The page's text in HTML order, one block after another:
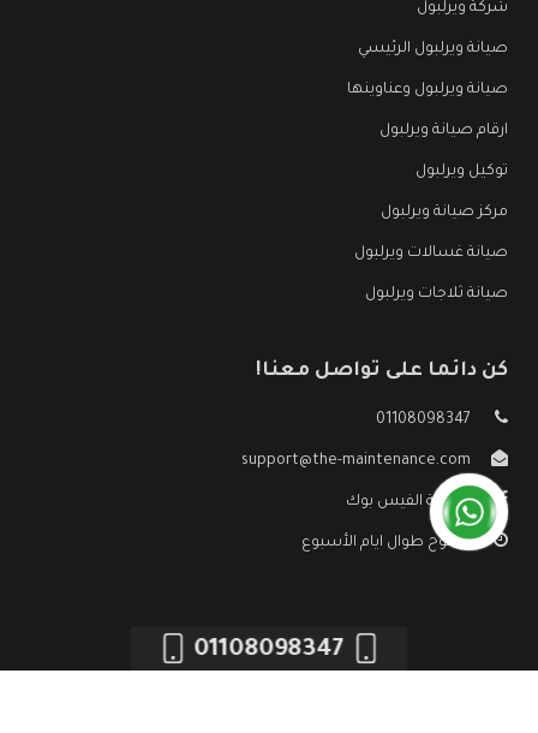
شركة ويرلبول
صيانة ويرلبول الرئيسي
صيانة ويرلبول وعناوينها
ارقام صيانة ويرلبول
توكيل ويرلبول
مركز صيانة ويرلبول
صيانة غسالات ويرلبول
صيانة ثلاجات ويرلبول
كن دائما على تواصل معنا!
01108098347
support@the-maintenance.com
صفحة الفيس بوك
مفتوح طوال ايام الأسبوع
01108098347